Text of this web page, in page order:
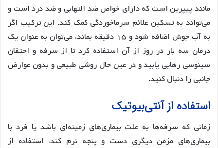
مانند پیپرین است که دارای خواص ضد التهابی و ضد درد است و
می‌تواند به تسکین علائم سرماخوردگی کمک کند. این ترکیب اگر
به آب جوش اضافه شود و ۱۵ دقیقه بماند، می‌توان به عنوان یک
درمان سه بار در روز از آن استفاده کرد تا از سرفه و احتقان
سینوسی رهایی یابید و در عین حال روشی طبیعی و بدون عوارض
جانبی را دنبال کنید.
استفاده از آنتی‌بیوتیک
زمانی که سرفه‌ها به علت بیماری‌های زمینه‌ای باشد یا فرد با
بیماری‌های مزمن دیگری دست و پنجه نرم کند، استفاده از